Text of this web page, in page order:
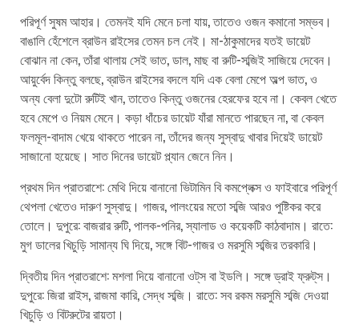
পরিপূর্ণ সুষম আহার। তেমনই যদি মেনে চলা যায়, তাতেও ওজন কমানো সম্ভব।
বাঙালি হেঁশেলে ব্রাউন রাইসের তেমন চল নেই। মা-ঠাকুমাদের যতই ডায়েট
বোঝান না কেন, তাঁরা থালায় সেই ভাত, ডাল, মাছ বা রুটি-সব্জিই সাজিয়ে দেবেন।
আয়ুর্বেদ কিন্তু বলছে, ব্রাউন রাইসের বদলে যদি এক বেলা মেপে অল্প ভাত, ও
অন্য বেলা দুটো রুটিই খান, তাতেও কিন্তু ওজনের হেরফের হবে না। কেবল খেতে
হবে মেপে ও নিয়ম মেনে। কড়া ধাঁচের ডায়েট যাঁরা মানতে পারছেন না, বা কেবল
ফলমূল-বাদাম খেয়ে থাকতে পারেন না, তাঁদের জন্য সুস্বাদু খাবার দিয়েই ডায়েট
সাজানো হয়েছে। সাত দিনের ডায়েট প্ল্যান জেনে নিন।
প্রথম দিন প্রাতরাশে: মেথি দিয়ে বানানো ভিটামিন বি কমপ্লেক্স ও ফাইবারে পরিপূর্ণ
থেপলা খেতেও দারুণ সুস্বাদু। গাজর, পালংয়ের মতো সব্জি আরও পুষ্টিকর করে
তোলে। দুপুরে: বাজরার রুটি, পালক-পনির, স্যালাড ও কয়েকটি কাঠবাদাম। রাতে:
মুগ ডালের খিচুড়ি সামান্য ঘি দিয়ে, সঙ্গে বিট-গাজর ও মরসুমি সব্জির তরকারি।
দ্বিতীয় দিন প্রাতরাশে: মশলা দিয়ে বানানো ওট্‌স বা ইডলি। সঙ্গে ড্রাই ফ্রুট্‌স।
দুপুরে: জিরা রাইস, রাজমা কারি, সেদ্ধ সব্জি। রাতে: সব রকম মরসুমি সব্জি দেওয়া
খিচুড়ি ও বিটরুটের রায়তা।